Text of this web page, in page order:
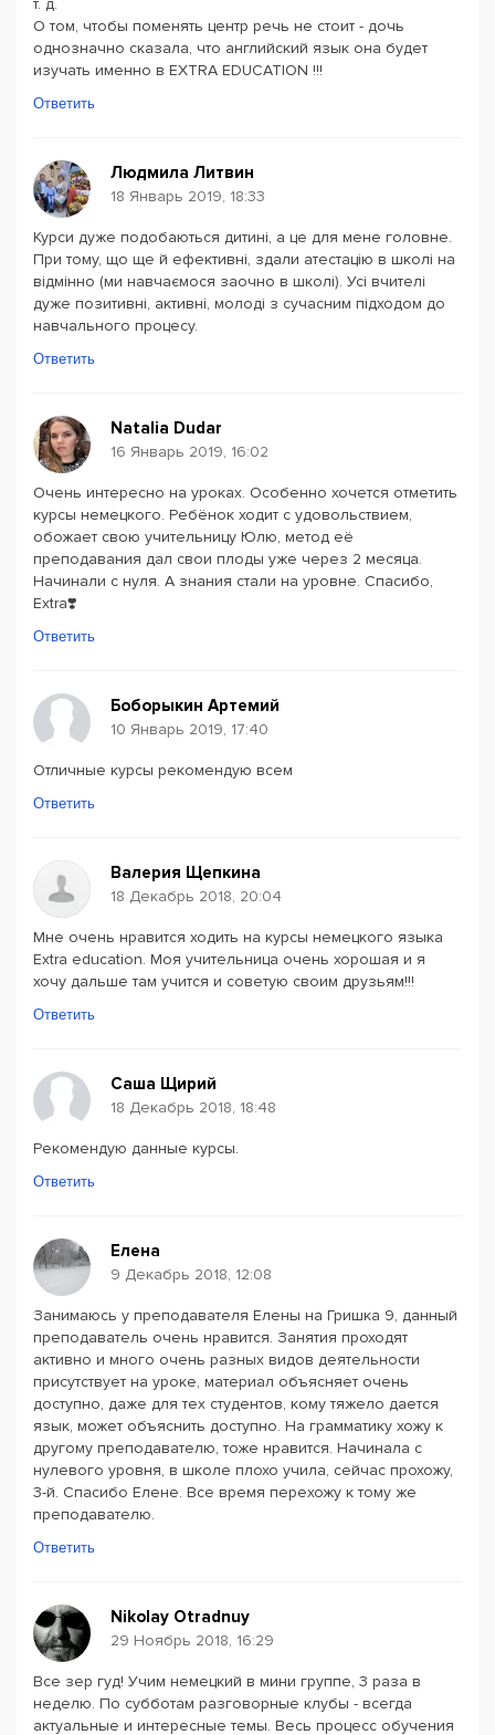
т. д.
О том, чтобы поменять центр речь не стоит - дочь
однозначно сказала, что английский язык она будет
изучать именно в EXTRA EDUCATION !!!
Ответить
Людмила Литвин
18 Январь 2019, 18:33
Курси дуже подобаються дитині, а це для мене головне.
При тому, що ще й ефективні, здали атестацію в школі на
відмінно (ми навчаємося заочно в школі). Усі вчителі
дуже позитивні, активні, молоді з сучасним підходом до
навчального процесу.
Ответить
Natalia Dudar
16 Январь 2019, 16:02
Очень интересно на уроках. Особенно хочется отметить
курсы немецкого. Ребёнок ходит с удовольствием,
обожает свою учительницу Юлю, метод её
преподавания дал свои плоды уже через 2 месяца.
Начинали с нуля. А знания стали на уровне. Спасибо,
Extra❣️
Ответить
Боборыкин Артемий
10 Январь 2019, 17:40
Отличные курсы рекомендую всем
Ответить
Валерия Щепкина
18 Декабрь 2018, 20:04
Мне очень нравится ходить на курсы немецкого языка
Extra education. Моя учительница очень хорошая и я
хочу дальше там учится и советую своим друзьям!!!
Ответить
Саша Щирий
18 Декабрь 2018, 18:48
Рекомендую данные курсы.
Ответить
Елена
9 Декабрь 2018, 12:08
Занимаюсь у преподавателя Елены на Гришка 9, данный
преподаватель очень нравится. Занятия проходят
активно и много очень разных видов деятельности
присутствует на уроке, материал объясняет очень
доступно, даже для тех студентов, кому тяжело дается
язык, может объяснить доступно. На грамматику хожу к
другому преподавателю, тоже нравится. Начинала с
нулевого уровня, в школе плохо учила, сейчас прохожу,
3-й. Спасибо Елене. Все время перехожу к тому же
преподавателю.
Ответить
Nikolay Otradnuy
29 Ноябрь 2018, 16:29
Все зер гуд! Учим немецкий в мини группе, 3 раза в
неделю. По субботам разговорные клубы - всегда
актуальные и интересные темы. Весь процесс обучения